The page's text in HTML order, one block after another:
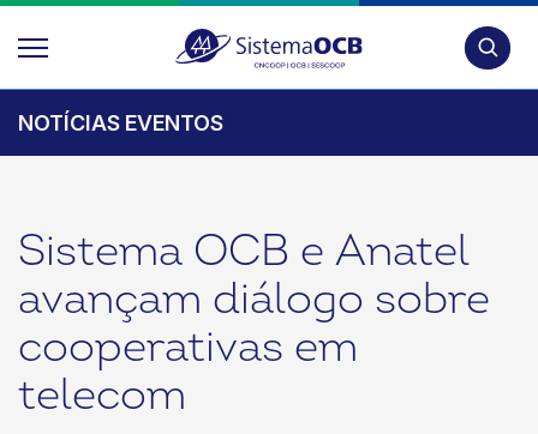
NOTÍCIAS EVENTOS
Sistema OCB e Anatel
avançam diálogo sobre
cooperativas em
telecom